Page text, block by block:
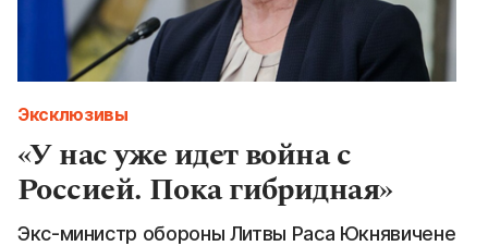
Эксклюзивы
«У нас уже идет война с
Россией. Пока гибридная»
Экс-министр обороны Литвы Раса Юкнявичене